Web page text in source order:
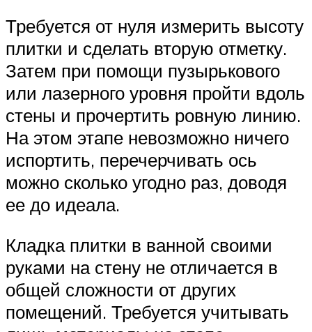
Требуется от нуля измерить высоту
плитки и сделать вторую отметку.
Затем при помощи пузырькового
или лазерного уровня пройти вдоль
стены и прочертить ровную линию.
На этом этапе невозможно ничего
испортить, перечерчивать ось
можно сколько угодно раз, доводя
ее до идеала.
Кладка плитки в ванной своими
руками на стену не отличается в
общей сложности от других
помещений. Требуется учитывать